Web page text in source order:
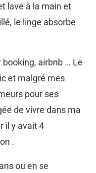
lave à la main et
le linge absorbe
booking, airbnb … Le
et malgré mes
pour ses
de vivre dans ma
il y avait 4
.
ou en se